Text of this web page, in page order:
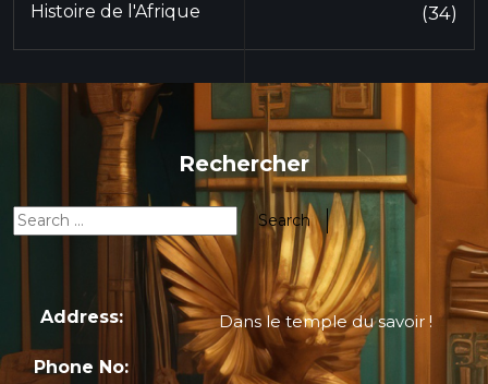
Histoire de l'Afrique (34)
Rechercher
Address: Dans le temple du savoir !
Phone No: